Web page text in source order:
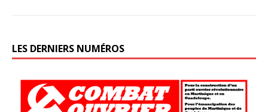
LES DERNIERS NUMÉROS